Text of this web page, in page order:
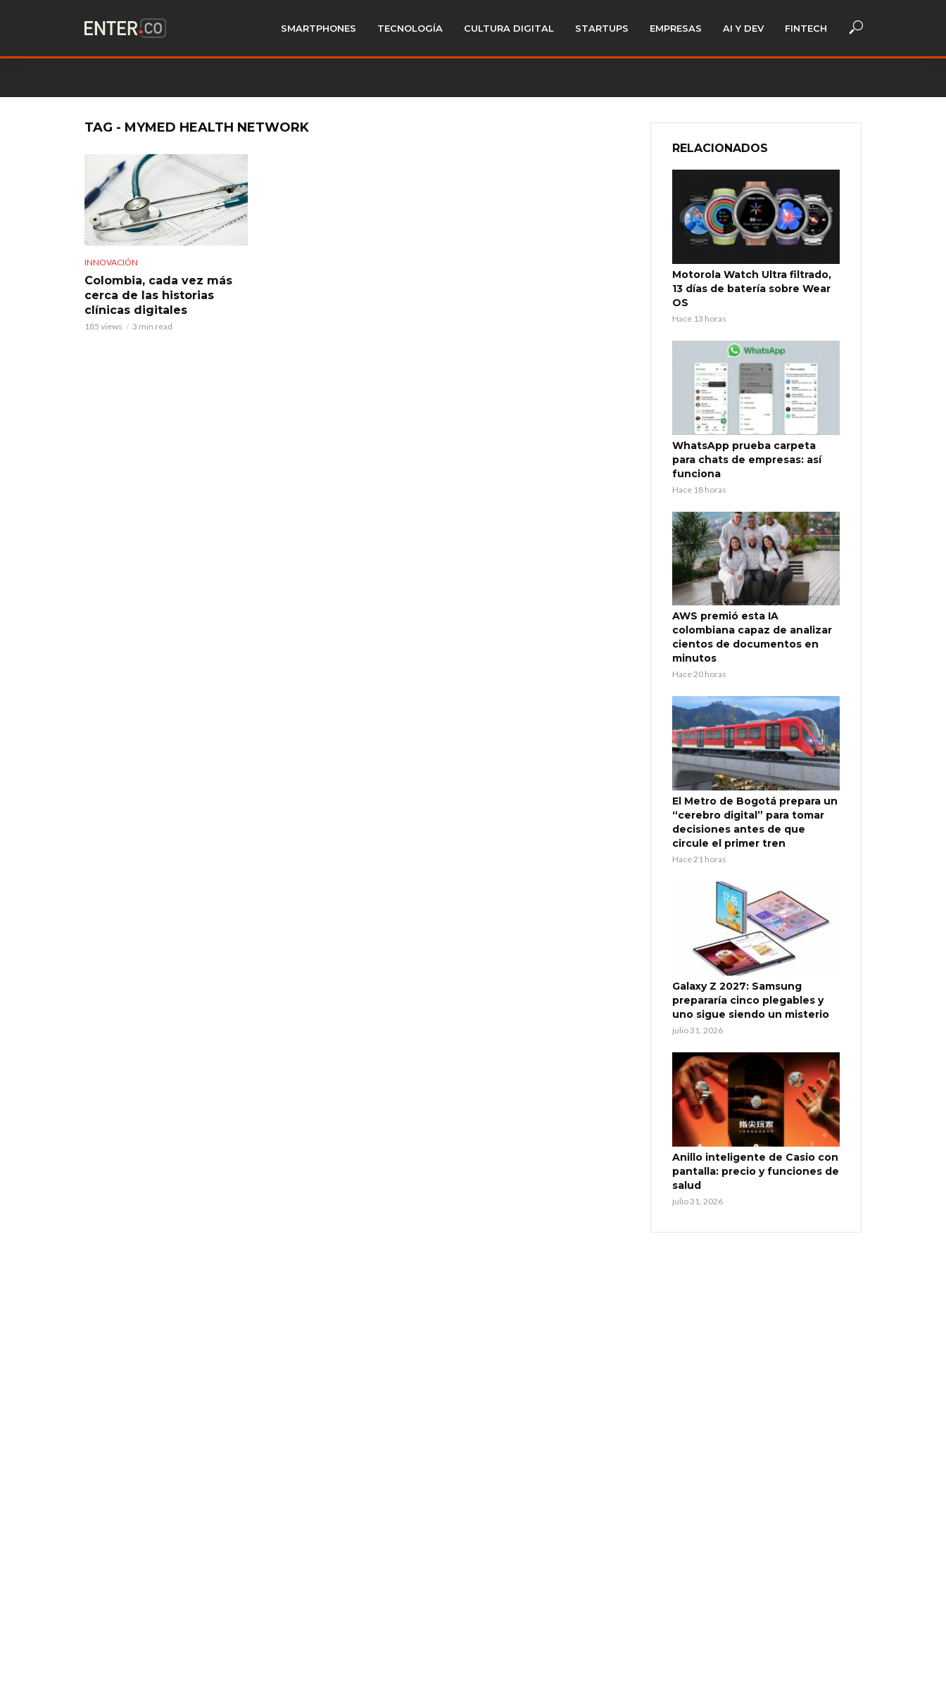
SMARTPHONES TECNOLOGÍA CULTURA DIGITAL STARTUPS EMPRESAS AI Y DEV FINTECH
TAG - MYMED HEALTH NETWORK
INNOVACIÓN
Colombia, cada vez más
cerca de las historias
clínicas digitales
185 views 3 min read
RELACIONADOS
Motorola Watch Ultra filtrado,
13 días de batería sobre Wear
OS
Hace 13 horas
WhatsApp prueba carpeta
para chats de empresas: así
funciona
Hace 18 horas
AWS premió esta IA
colombiana capaz de analizar
cientos de documentos en
minutos
Hace 20 horas
El Metro de Bogotá prepara un
“cerebro digital” para tomar
decisiones antes de que
circule el primer tren
Hace 21 horas
Galaxy Z 2027: Samsung
prepararía cinco plegables y
uno sigue siendo un misterio
julio 31, 2026
Anillo inteligente de Casio con
pantalla: precio y funciones de
salud
julio 31, 2026